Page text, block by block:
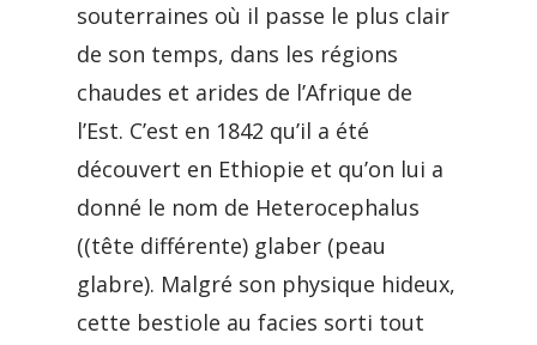
souterraines où il passe le plus clair
de son temps, dans les régions
chaudes et arides de l’Afrique de
l’Est. C’est en 1842 qu’il a été
découvert en Ethiopie et qu’on lui a
donné le nom de Heterocephalus
((tête différente) glaber (peau
glabre). Malgré son physique hideux,
cette bestiole au facies sorti tout